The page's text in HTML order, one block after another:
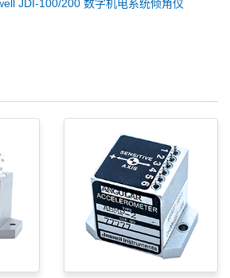
JDI-100/200 数字机电系统倾角仪